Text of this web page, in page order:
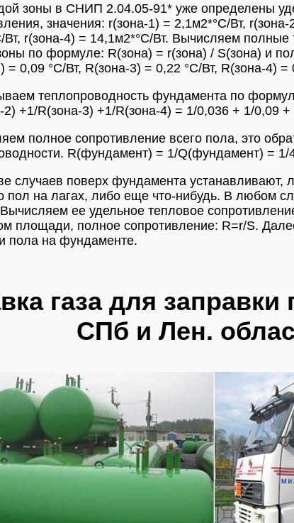
газа для заправки
СПб и Лен.
зоны в СНИП 2.04.05-91* уже определены
значения: r(зона-1) = 2,1м2*°С/Вт,
Вт, r(зона-4) = 14,1м2*°С/Вт. Вычисляем
по формуле: R(зона) = r(зона) / S(зона) и
= 0,09 °С/Вт, R(зона-3) = 0,22 °С/Вт, R(зона-4) =
теплопроводность фундамента по
2) +1/R(зона-3) +1/R(зона-4) = 1/0,036 + 1/0,09
полное сопротивление всего пола, это
R(фундамент) = 1/Q(фундамент) = 1/
случаев поверх фундамента устанавливают,
пол на лагах, либо еще что-нибудь. В любом
Вычисляем ее удельное тепловое
площади, полное сопротивление: R=r/S.
пола на фундаменте.